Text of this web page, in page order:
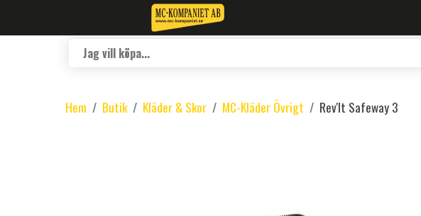
Hem Butik Kläder & Skor MC-Kläder Övrigt Rev'It Safeway 3